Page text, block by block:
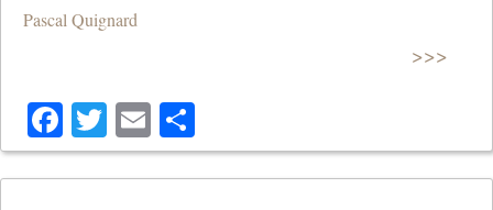
Pascal Quignard
>>>
Facebook
Twitter
Email